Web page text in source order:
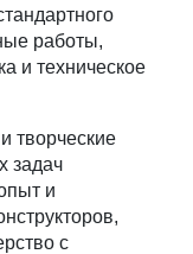
работы,
и техническое
творческие
задач
и
с